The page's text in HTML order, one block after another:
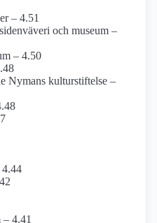
– 4.51
och museum –
– 4.50
Nymans kulturstiftelse –
– 4.41